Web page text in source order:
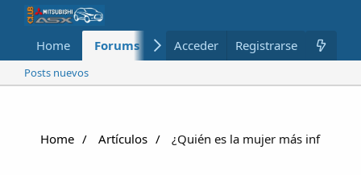
Home Forums Nuevo Miembros
Acceder Registrarse
Posts nuevos
Home Artículos ¿Quién es la mujer más